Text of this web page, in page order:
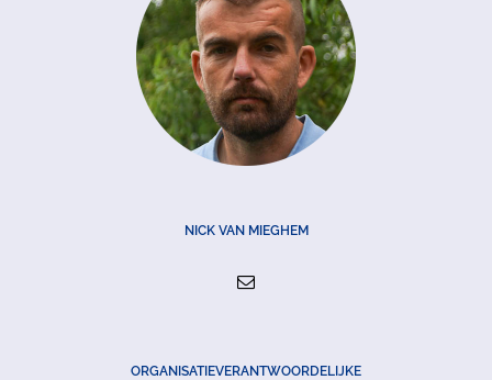
NICK VAN MIEGHEM
ORGANISATIEVERANTWOORDELIJKE